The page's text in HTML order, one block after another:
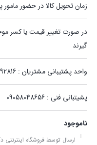
زمان تحویل کالا در حضور
در صورت تغییر قیمت یا کسر
گیرند
واحد پشتیبانی مشتریان : 05135092816 - 09157153791
پشیتبانی فنی : 09058048656
ناموجود
ارسال توسط فروشگاه اینترنتی